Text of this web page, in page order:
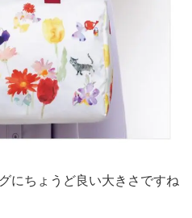
にちょうど良い大きさですね